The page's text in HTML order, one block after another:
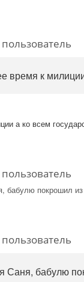
время к
а ко всем
бабулю покрошил из
Саня, бабулю